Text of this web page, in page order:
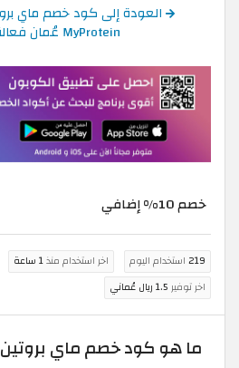
MyProtein عُمان فعالة 100%
خصم 10% إضافي
219 استخدام اليوم اخر استخدام منذ1 ساعة
اخر توفير 1.5 ريال عُماني
ما هو كود خصم ماي بروتين 2026؟